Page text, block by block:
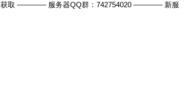
取 ———— 服务器QQ群：742754020 ———— 新服